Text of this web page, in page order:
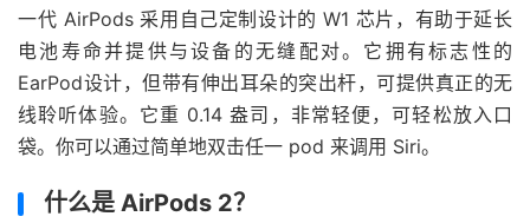
一代 AirPods 采用自己定制设计的 W1 芯片，有助于延长
电池寿命并提供与设备的无缝配对。它拥有标志性的
EarPod设计，但带有伸出耳朵的突出杆，可提供真正的无
线聆听体验。它重 0.14 盎司，非常轻便，可轻松放入口
袋。你可以通过简单地双击任一 pod 来调用 Siri。
什么是 AirPods 2？